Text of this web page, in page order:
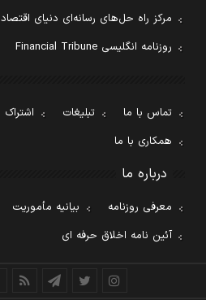
مرکز راه حل‌های رسانه‌ای دنیای اقتصاد
روزنامه انگلیسی Financial Tribune
تماس با ما تبلیغات اشتراک
همکاری با ما
درباره ما
معرفی روزنامه
بیانیه مأموریت
آئین نامه اخلاق حرفه ای